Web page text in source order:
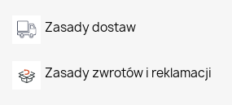
Zasady dostaw
Zasady zwrotów i reklamacji